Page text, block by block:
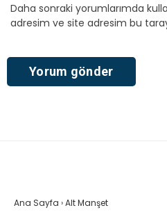
Daha sonraki yorumlarımda
adresim ve site adresim bu
Ana Sayfa ›Alt Manşet